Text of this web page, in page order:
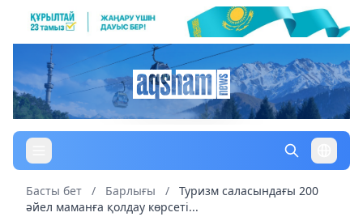
Басты бет / Барлығы /
Туризм саласындағы 200
әйел маманға қолдау көрсеті...